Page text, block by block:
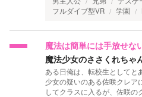
フルダイブ型VR
学園
魔法は簡単には手放せな
魔法少女のささくれちゃ
ある日俺は、転校生としてと
少女の疑いのある佐咲クレア
してクラスに入るが、佐咲の